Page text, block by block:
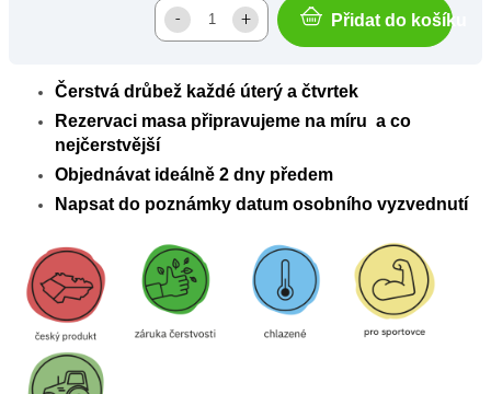
Přidat do košíku
Čerstvá drůbež každé úterý a čtvrtek
Rezervaci masa připravujeme na míru a co
nejčerstvější
Objednávat ideálně 2 dny předem
Napsat do poznámky datum osobního vyzvednutí